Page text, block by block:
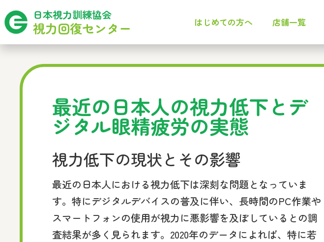
日本視力訓練協会
視力回復センター はじめての方へ 店舗一覧
最近の日本人の視力低下とデ
ジタル眼精疲労の実態
視力低下の現状とその影響
最近の日本人における視力低下は深刻な問題となっていま
す。特にデジタルデバイスの普及に伴い、長時間のPC作業や
スマートフォンの使用が視力に悪影響を及ぼしているとの調
査結果が多く見られます。2020年のデータによれば、特に若